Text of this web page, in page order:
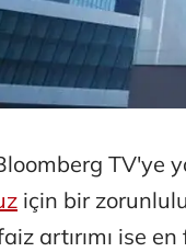
TV'ye
için bir
artırımı ise